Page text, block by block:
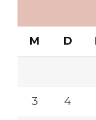
M D
3 4